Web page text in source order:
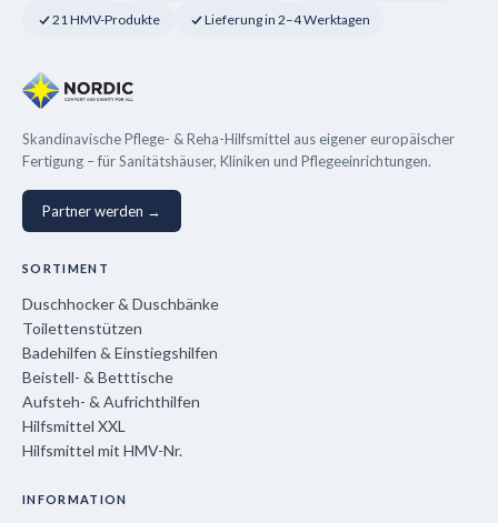
21 HMV-Produkte Lieferung in 2–4 Werktagen
Skandinavische Pflege- & Reha-Hilfsmittel aus eigener europäischer
Fertigung – für Sanitätshäuser, Kliniken und Pflegeeinrichtungen.
Partner werden →
SORTIMENT
Duschhocker & Duschbänke
Toilettenstützen
Badehilfen & Einstiegshilfen
Beistell- & Betttische
Aufsteh- & Aufrichthilfen
Hilfsmittel XXL
Hilfsmittel mit HMV-Nr.
INFORMATION